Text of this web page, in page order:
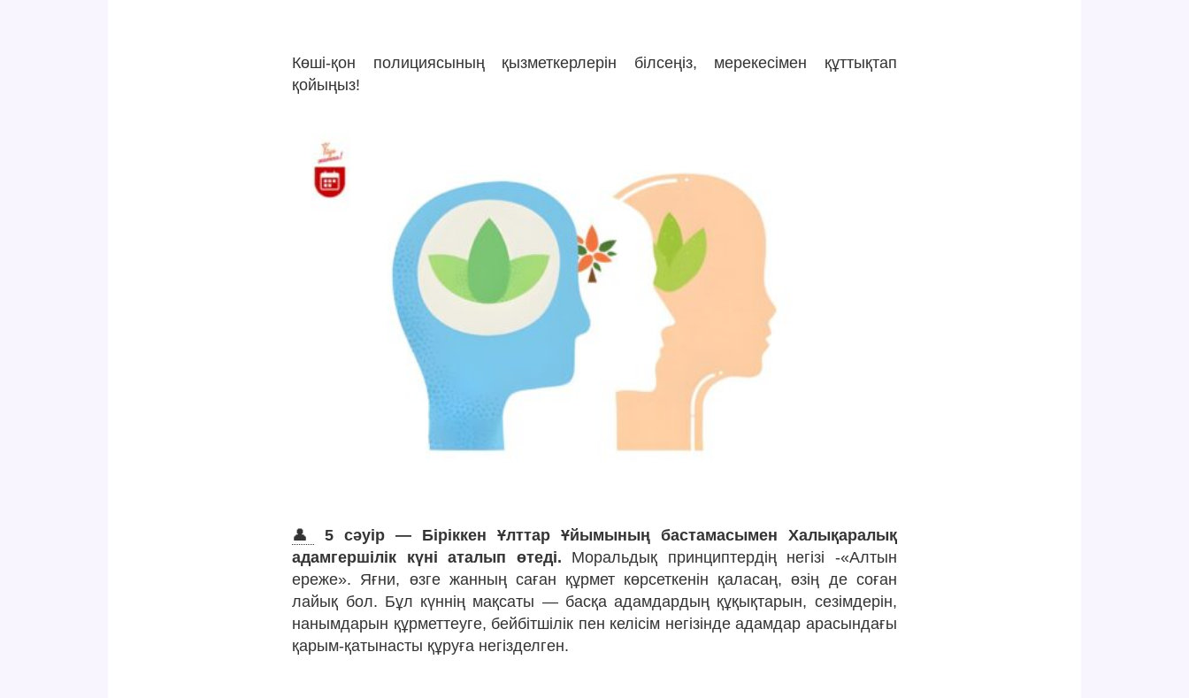
Көші-қон полициясының қызметкерлерін білсеңіз, мерекесімен құттықтап
қойыңыз!
👤
5 сәуір — Біріккен Ұлттар Ұйымының бастамасымен Халықаралық
адамгершілік күні аталып өтеді. Моральдық принциптердің негізі -«Алтын
ереже». Яғни, өзге жанның саған құрмет көрсеткенін қаласаң, өзің де соған
лайық бол. Бұл күннің мақсаты — басқа адамдардың құқықтарын, сезімдерін,
нанымдарын құрметтеуге, бейбітшілік пен келісім негізінде адамдар арасындағы
қарым-қатынасты құруға негізделген.